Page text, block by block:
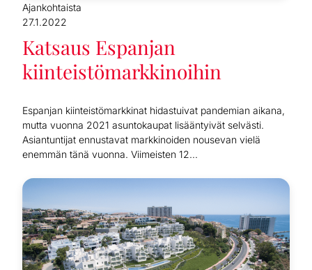
Ajankohtaista
27.1.2022
Katsaus Espanjan
kiinteistömarkkinoihin
Espanjan kiinteistömarkkinat hidastuivat pandemian aikana,
mutta vuonna 2021 asuntokaupat lisääntyivät selvästi.
Asiantuntijat ennustavat markkinoiden nousevan vielä
enemmän tänä vuonna. Viimeisten 12...